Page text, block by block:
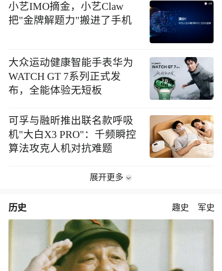
小艺IMO摘金，小艺Claw
把"金牌解题力"搬进了手机
大众运动健康智能手表华为
WATCH GT 7系列正式发
布，全能体验无短板
可孚与融昕推出联名款呼吸
机"大白X3 PRO"：千频瞬控
算法攻克人机对抗难题
展开更多
历史 趣史 军史